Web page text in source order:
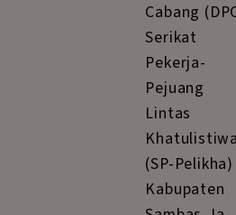
Cabang
Serikat
Pekerja-
Pejuang
Lintas
Khatulistiwa
(SP-Pelikha)
Kabupaten